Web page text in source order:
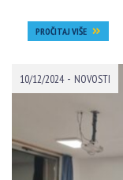
PROČITAJ VIŠE
10/12/2024 - NOVOSTI